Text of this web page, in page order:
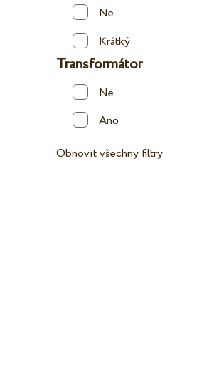
Ne
Krátký
Transformátor
Ne
Ano
Obnovit všechny filtry